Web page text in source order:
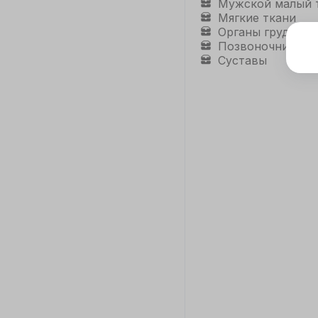
Мужской малый
Мягкие ткани
Органы грудной
Позвоночник
Суставы